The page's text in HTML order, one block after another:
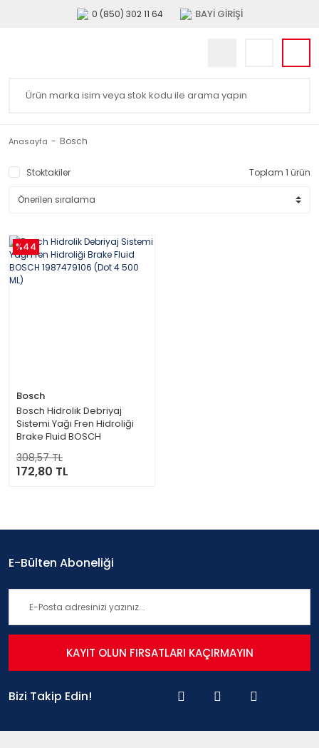
0 (850) 302 11 64 BAYİ GİRİŞİ
Anasayfa Bosch
Stoktakiler Toplam 1 ürün
%44
Bosch
Bosch Hidrolik Debriyaj
Sistemi Yağı Fren Hidroliği
Brake Fluid BOSCH
308,57 TL
172,80 TL
E-Bülten Aboneliği
KAYIT OLUN FIRSATLARI KAÇIRMAYIN
Bizi Takip Edin!